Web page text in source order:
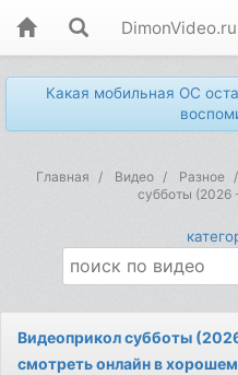
DimonVideo.ru
Какая мобильная ОС
Главная Видео Разное
субботы
Видеоприкол субботы
смотреть онлайн в хорошем